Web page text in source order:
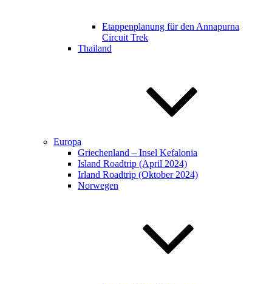
Etappenplanung für den Annapurna
Circuit Trek​​
Thailand
Europa
Griechenland – Insel Kefalonia
Island Roadtrip (April 2024)
Irland Roadtrip (Oktober 2024)
Norwegen